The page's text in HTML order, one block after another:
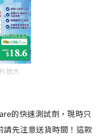
放大
的快速測試劑，現時只
先注意送貨時間！這款